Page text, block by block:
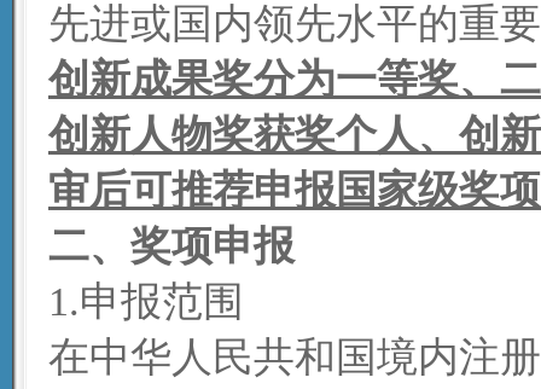
先进或国内领先水平的重
创新成果奖分为一等奖、
创新人物奖获奖个人、创
审后可推荐申报国家级奖
二、奖项申报
1.申报范围
在中华人民共和国境内注